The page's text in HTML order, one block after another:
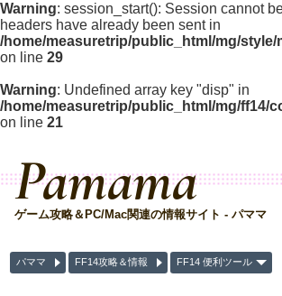
Warning: session_start(): Session cannot
headers have already been sent in
/home/measuretrip/public_html/mg/
on line 29
Warning: Undefined array key "disp" in
/home/measuretrip/public_html/mg/ff14/
on line 21
Pamama
ゲーム攻略＆PC/Mac関連の情報サイト - パママ
パママ FF14攻略＆情報 FF14 便利ツール